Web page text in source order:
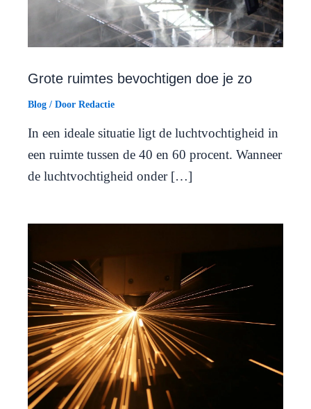
Grote ruimtes bevochtigen doe je zo
Blog / Door Redactie
In een ideale situatie ligt de luchtvochtigheid in
een ruimte tussen de 40 en 60 procent. Wanneer
de luchtvochtigheid onder […]